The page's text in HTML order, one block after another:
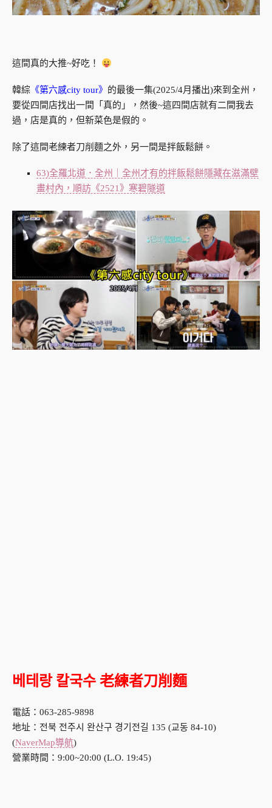
這間真的大推~好吃！
韓綜 《第六感city tour》 的最後一集(2025/4月播出)來到全州，
要從四間店找出一間「真的」，然後~這四間店就有二間我去
過，店是真的，但新菜色是假的。
除了這間老練者刀削麵之外，另一間是拌飯鬆餅。
63)全羅北道．全州｜全州才有的拌飯鬆餅隱藏在滋滿壁
畫村內，順訪《2521》寒碧隧道
베테랑 칼국수 老練者刀削麵
電話：063-285-9898
地址：전북 전주시 완산구 경기전길 135 (교동 84-10)
(NaverMap導航)
營業時間：9:00~20:00 (L.O. 19:45)